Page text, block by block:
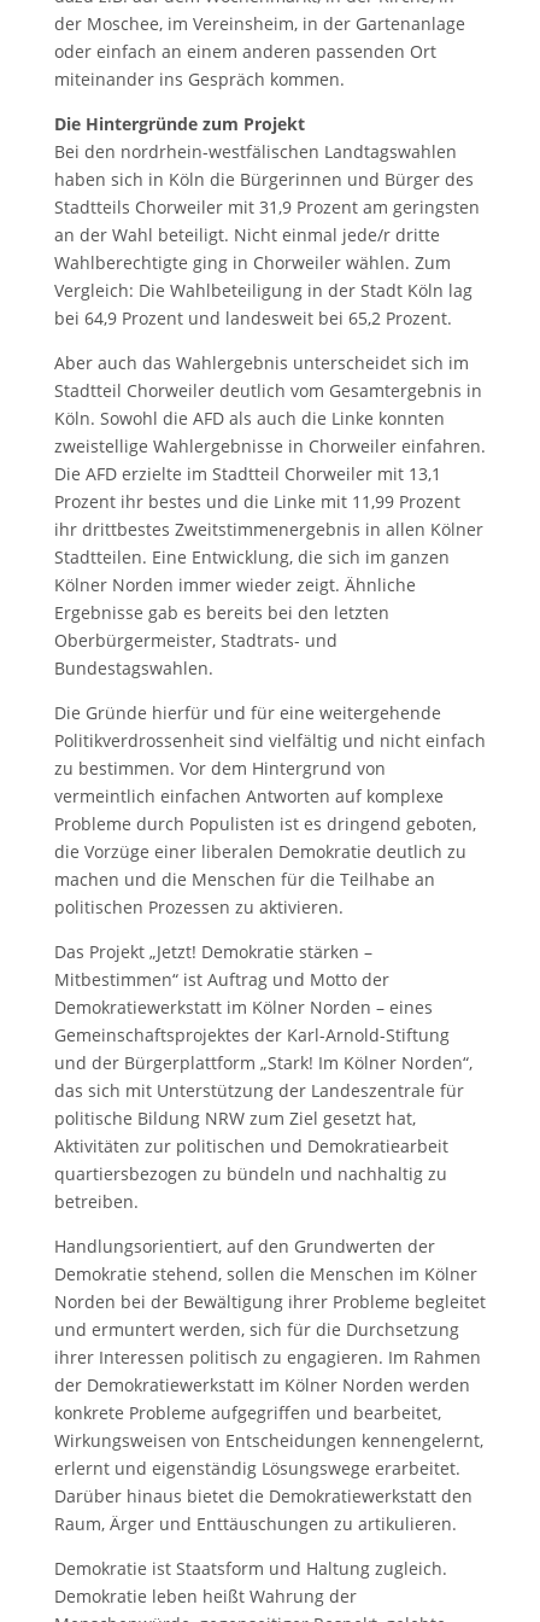
der Moschee, im Vereinsheim, in der Gartenanlage
oder einfach an einem anderen passenden Ort
miteinander ins Gespräch kommen.
Die Hintergründe zum Projekt
Bei den nordrhein-westfälischen Landtagswahlen
haben sich in Köln die Bürgerinnen und Bürger des
Stadtteils Chorweiler mit 31,9 Prozent am geringsten
an der Wahl beteiligt. Nicht einmal jede/r dritte
Wahlberechtigte ging in Chorweiler wählen. Zum
Vergleich: Die Wahlbeteiligung in der Stadt Köln lag
bei 64,9 Prozent und landesweit bei 65,2 Prozent.
Aber auch das Wahlergebnis unterscheidet sich im
Stadtteil Chorweiler deutlich vom Gesamtergebnis in
Köln. Sowohl die AFD als auch die Linke konnten
zweistellige Wahlergebnisse in Chorweiler einfahren.
Die AFD erzielte im Stadtteil Chorweiler mit 13,1
Prozent ihr bestes und die Linke mit 11,99 Prozent
ihr drittbestes Zweitstimmenergebnis in allen Kölner
Stadtteilen. Eine Entwicklung, die sich im ganzen
Kölner Norden immer wieder zeigt. Ähnliche
Ergebnisse gab es bereits bei den letzten
Oberbürgermeister, Stadtrats- und
Bundestagswahlen.
Die Gründe hierfür und für eine weitergehende
Politikverdrossenheit sind vielfältig und nicht einfach
zu bestimmen. Vor dem Hintergrund von
vermeintlich einfachen Antworten auf komplexe
Probleme durch Populisten ist es dringend geboten,
die Vorzüge einer liberalen Demokratie deutlich zu
machen und die Menschen für die Teilhabe an
politischen Prozessen zu aktivieren.
Das Projekt „Jetzt! Demokratie stärken –
Mitbestimmen“ ist Auftrag und Motto der
Demokratiewerkstatt im Kölner Norden – eines
Gemeinschaftsprojektes der Karl-Arnold-Stiftung
und der Bürgerplattform „Stark! Im Kölner Norden“,
das sich mit Unterstützung der Landeszentrale für
politische Bildung NRW zum Ziel gesetzt hat,
Aktivitäten zur politischen und Demokratiearbeit
quartiersbezogen zu bündeln und nachhaltig zu
betreiben.
Handlungsorientiert, auf den Grundwerten der
Demokratie stehend, sollen die Menschen im Kölner
Norden bei der Bewältigung ihrer Probleme begleitet
und ermuntert werden, sich für die Durchsetzung
ihrer Interessen politisch zu engagieren. Im Rahmen
der Demokratiewerkstatt im Kölner Norden werden
konkrete Probleme aufgegriffen und bearbeitet,
Wirkungsweisen von Entscheidungen kennengelernt,
erlernt und eigenständig Lösungswege erarbeitet.
Darüber hinaus bietet die Demokratiewerkstatt den
Raum, Ärger und Enttäuschungen zu artikulieren.
Demokratie ist Staatsform und Haltung zugleich.
Demokratie leben heißt Wahrung der